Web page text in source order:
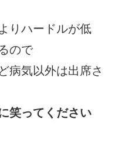
りハードルが低
ので
病気以外は出席さ
笑ってください